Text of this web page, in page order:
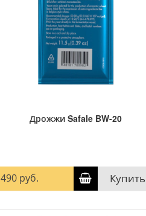
Дрожжи Safale BW-20
490 руб. Купить